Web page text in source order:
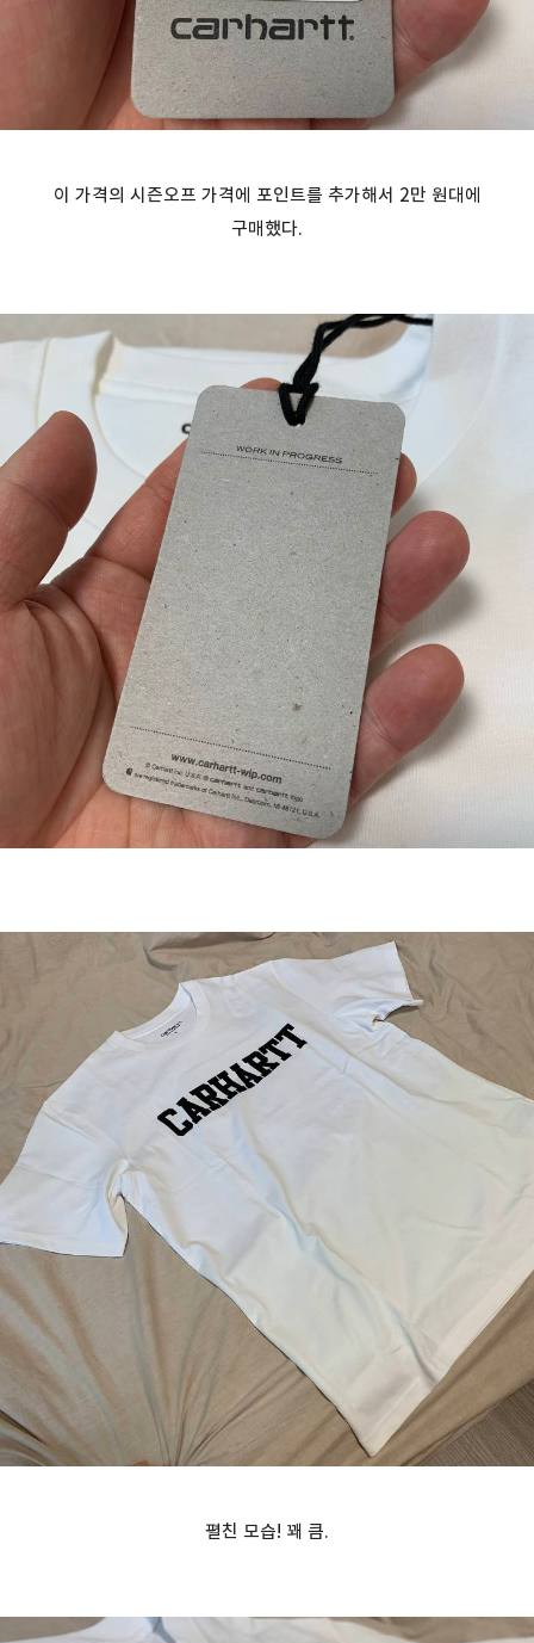
이 가격의 시즌오프 가격에 포인트를 추가해서 2만 원대에
구매했다.
펼친 모습! 꽤 큼.